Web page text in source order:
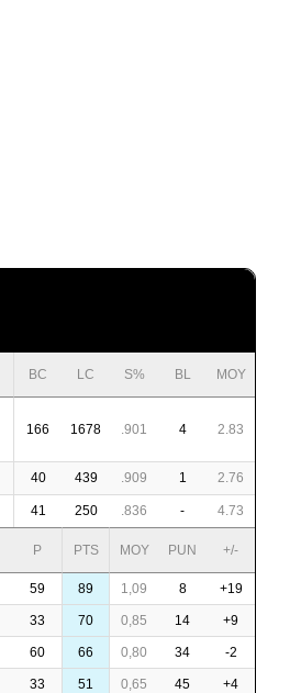
BC LC S% BL MOY
166 1678 .901 4 2.83
40 439 .909 1 2.76
41 250 .836 - 4.73
P PTS MOY PUN +/-
59 89 1,09 8 +19
33 70 0,85 14 +9
60 66 0,80 34 -2
33 51 0,65 45 +4